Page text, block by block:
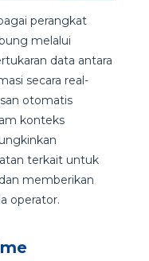
perangkat
melalui
data antara
secara real-
otomatis
konteks
terkait untuk
memberikan
operator.